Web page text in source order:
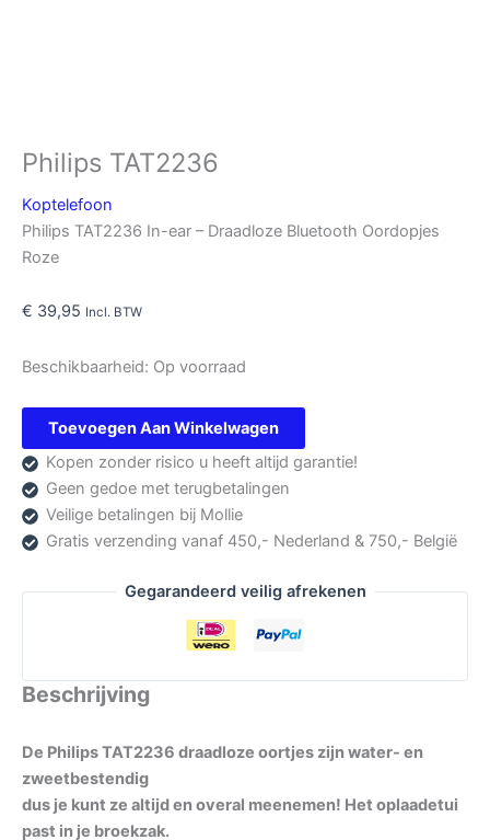
Philips TAT2236
Koptelefoon
Philips TAT2236 In-ear – Draadloze Bluetooth Oordopjes
Roze
€ 39,95 Incl. BTW
Beschikbaarheid: Op voorraad
Philips
TAT2236
aantal
Toevoegen Aan Winkelwagen
Kopen zonder risico u heeft altijd garantie!
Geen gedoe met terugbetalingen
Veilige betalingen bij Mollie
Gratis verzending vanaf 450,- Nederland & 750,- België
Gegarandeerd veilig afrekenen
Beschrijving
De Philips TAT2236 draadloze oortjes zijn water- en
zweetbestendig
dus je kunt ze altijd en overal meenemen! Het oplaadetui
past in je broekzak.